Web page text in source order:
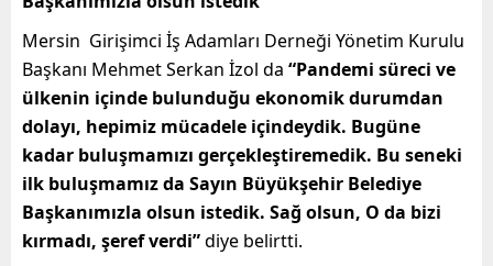
Mersin Girişimci İş Adamları Derneği Yönetim Kurulu
Başkanı Mehmet Serkan İzol da “Pandemi süreci ve
ülkenin içinde bulunduğu ekonomik durumdan
dolayı, hepimiz mücadele içindeydik. Bugüne
kadar buluşmamızı gerçekleştiremedik. Bu seneki
ilk buluşmamız da Sayın Büyükşehir Belediye
Başkanımızla olsun istedik. Sağ olsun, O da bizi
kırmadı, şeref verdi”diye belirtti.